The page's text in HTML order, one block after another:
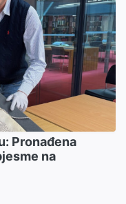
Pronađena
na